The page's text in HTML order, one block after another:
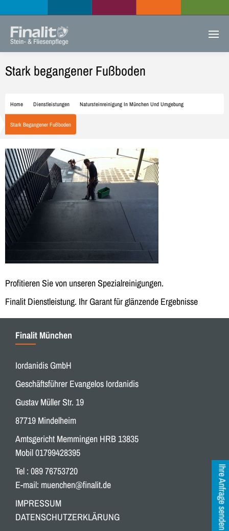
Stark begangener Fußboden
Home Dienstleistungen Natursteinreinigung In München Und Umgebung
Stark Begangener Fußboden
Profitieren Sie von unseren Spezialreinigungen.
Finalit Dienstleistung. Ihr Garant für glänzende Ergebnisse
Finalit München
Iordanidis GmbH
Geschäftsführer Evangelos Iordanidis
Gustav Müller Str. 19
87719 Mindelheim
Amtsgericht Memmingen HRB 13835
Mobil 01799428395
Tel : 089 76753720
E-mail: muenchen@finalit.de
IMPRESSUM
DATENSCHUTZERKLÄRUNG
Ihre Anfrage senden